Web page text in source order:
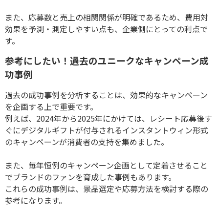
また、応募数と売上の相関関係が明確であるため、費用対
効果を予測・測定しやすい点も、企業側にとっての利点で
す。
参考にしたい！過去のユニークなキャンペーン成
功事例
過去の成功事例を分析することは、効果的なキャンペーン
を企画する上で重要です。
例えば、 2024年から2025年にかけては、レシート応募後す
ぐにデジタルギフトが付与されるインスタントウィン形式
のキャンペーンが消費者の支持を集めました。
また、毎年恒例のキャンペーン企画として定着させること
でブランドのファンを育成した事例もあります。
これらの成功事例は、景品選定や応募方法を検討する際の
参考になります。